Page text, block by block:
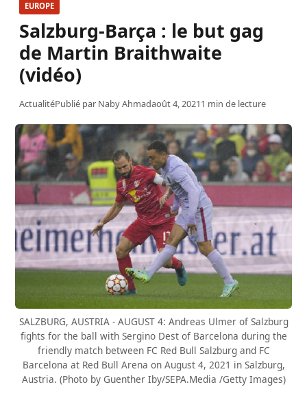
EUROPE
Salzburg-Barça : le but gag
de Martin Braithwaite
(vidéo)
ActualitéPublié par Naby Ahmadaoût 4, 20211 min de lecture
SALZBURG, AUSTRIA - AUGUST 4: Andreas Ulmer of Salzburg
fights for the ball with Sergino Dest of Barcelona during the
friendly match between FC Red Bull Salzburg and FC
Barcelona at Red Bull Arena on August 4, 2021 in Salzburg,
Austria. (Photo by Guenther Iby/SEPA.Media /Getty Images)